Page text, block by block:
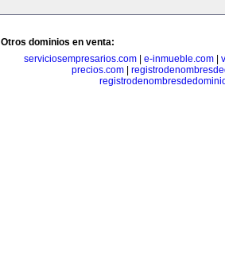
Otros dominios en venta:
serviciosempresarios.com| e-inmueble.com|
precios.com